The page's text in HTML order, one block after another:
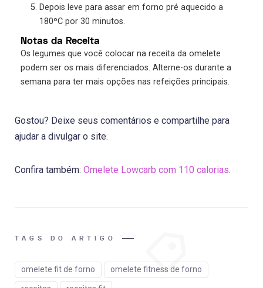
Depois leve para assar em forno pré aquecido a
180ºC por 30 minutos.
Notas da Receita
Os legumes que você colocar na receita da omelete
podem ser os mais diferenciados. Alterne-os durante a
semana para ter mais opções nas refeições principais.
Gostou? Deixe seus comentários e compartilhe para
ajudar a divulgar o site.
Confira também: Omelete Lowcarb com 110 calorias.
TAGS DO ARTIGO
omelete fit de forno omelete fitness de forno